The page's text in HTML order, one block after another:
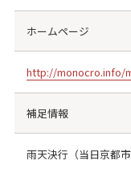
ホームページ
http://monocro.info/
補足情報
雨天決行（当日京都